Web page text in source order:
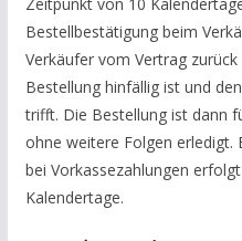
Bestellbestätigung beim
Verkäufer vom Vertrag
Bestellung hinfällig ist und
trifft. Die Bestellung ist dann
ohne weitere Folgen erledigt.
bei Vorkassezahlungen
Kalendertage.